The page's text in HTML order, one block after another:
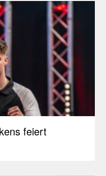
feiert